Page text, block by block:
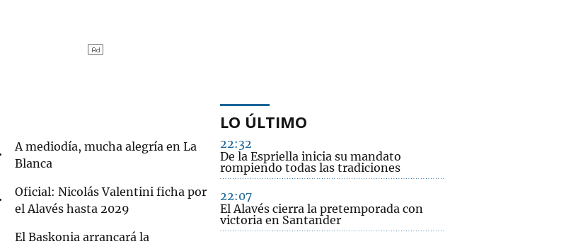
A mediodía, mucha alegría en La
Blanca
Oficial: Nicolás Valentini ficha por
el Alavés hasta 2029
El Baskonia arrancará la
LO ÚLTIMO
22:32
De la Espriella inicia su mandato
rompiendo todas las tradiciones
22:07
El Alavés cierra la pretemporada con
victoria en Santander